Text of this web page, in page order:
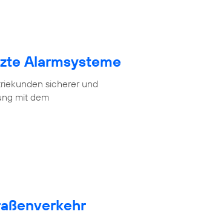
Alarmsysteme
sicherer und
mit dem